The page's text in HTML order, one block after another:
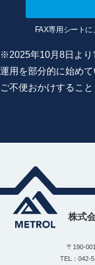
FAX専用シート
※2025年10月8日より
運用を部分的に始めて
ご不便おかけするこ
株式
〒190-
TEL：042-